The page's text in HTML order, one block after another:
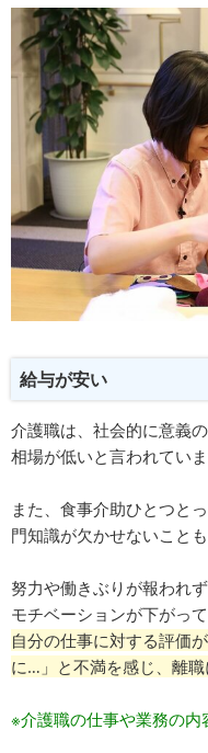
給与が安い
介護職は、社会的に意義
相場が低いと言われていま
また、食事介助ひとつと
門知識が欠かせないこと
努力や働きぶりが報われ
モチベーションが下がって
自分の仕事に対する評価
に…」と不満を感じ、離職
※介護職の仕事や業務の内